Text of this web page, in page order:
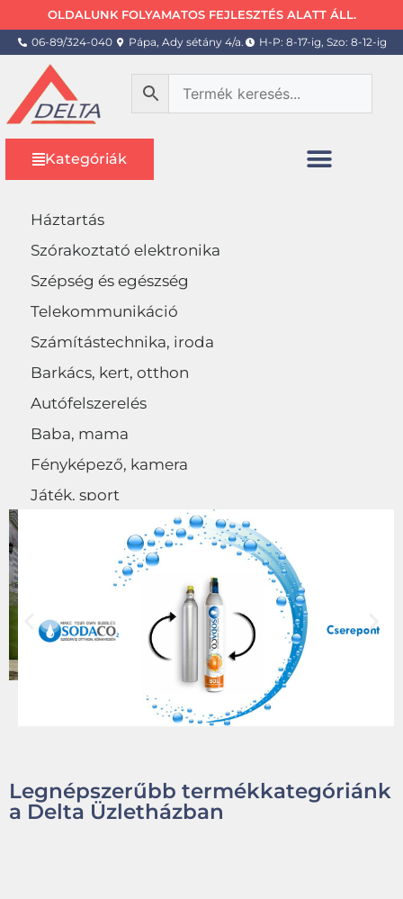
OLDALUNK FOLYAMATOS FEJLESZTÉS ALATT ÁLL.
06-89/324-040 Pápa, Ady sétány 4/a. H-P: 8-17-ig, Szo: 8-12-ig
Kategóriák
Háztartás
Szórakoztató elektronika
Szépség és egészség
Telekommunikáció
Számítástechnika, iroda
Barkács, kert, otthon
Autófelszerelés
Baba, mama
Fényképező, kamera
Játék, sport
Legnépszerűbb termékkategóriánk
a Delta Üzletházban